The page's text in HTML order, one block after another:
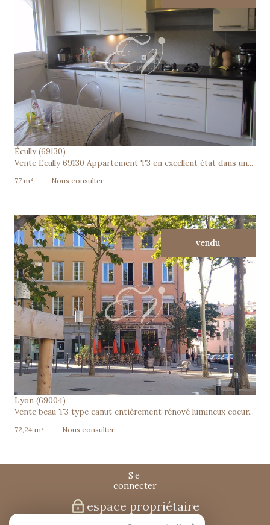
voir le bien
Écully (69130)
Vente Ecully 69130 Appartement T3 en excellent état dans un...
77 m² - Nous consulter
vendu
voir le bien
Lyon (69004)
Vente beau T3 type canut entièrement rénové lumineux coeur...
72,24 m² - Nous consulter
se
connecter
espace propriétaire